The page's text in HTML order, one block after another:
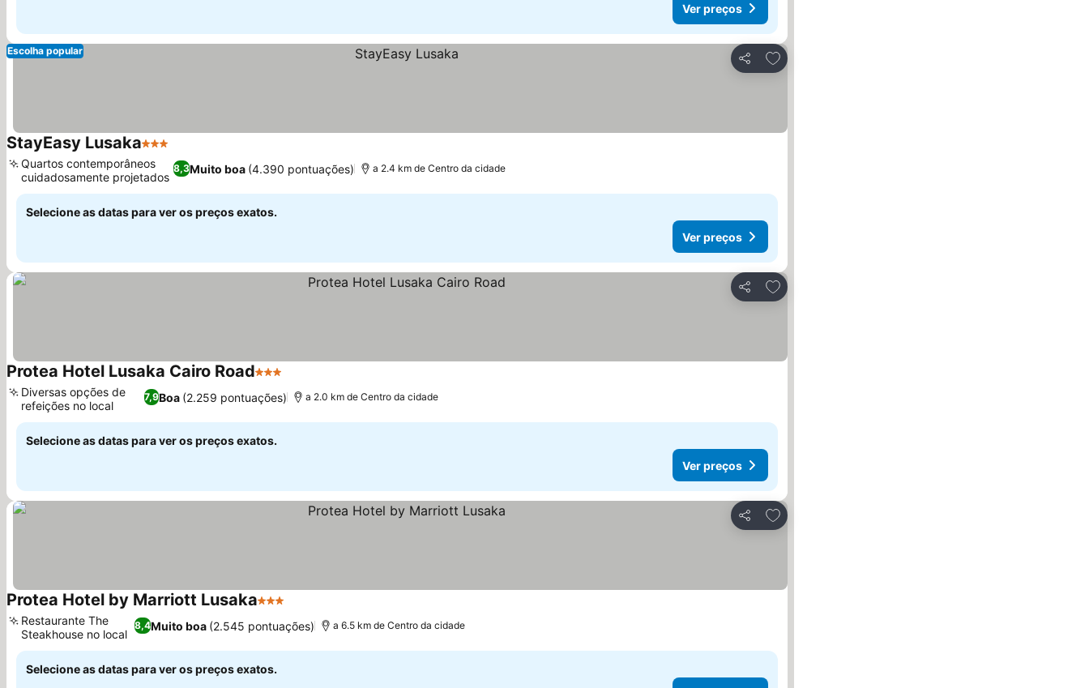
Ver preços
Partilhar
Adicionar aos favoritos
Escolha popular
StayEasy Lusaka3 Estrelas
8,3Muito boa (4.390 pontuações)
Quartos contemporâneos
cuidadosamente projetados
a 2.4 km de Centro da cidade
Selecione as datas para ver os preços exatos.
Ver preços
Partilhar
Adicionar aos favoritos
Protea Hotel Lusaka Cairo Road3 Estrelas
7,9Boa (2.259 pontuações)
Diversas opções de
refeições no local
a 2.0 km de Centro da cidade
Selecione as datas para ver os preços exatos.
Ver preços
Partilhar
Adicionar aos favoritos
Protea Hotel by Marriott Lusaka3 Estrelas
8,4Muito boa (2.545 pontuações)
Restaurante The
Steakhouse no local
a 6.5 km de Centro da cidade
Selecione as datas para ver os preços exatos.